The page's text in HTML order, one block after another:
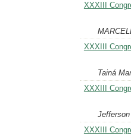
XXXIII
XXXIII
Tainá
XXXIII
XXXIII